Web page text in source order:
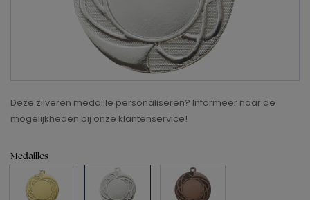
Deze zilveren medaille personaliseren? Informeer naar de
mogelijkheden bij onze klantenservice!
Medailles